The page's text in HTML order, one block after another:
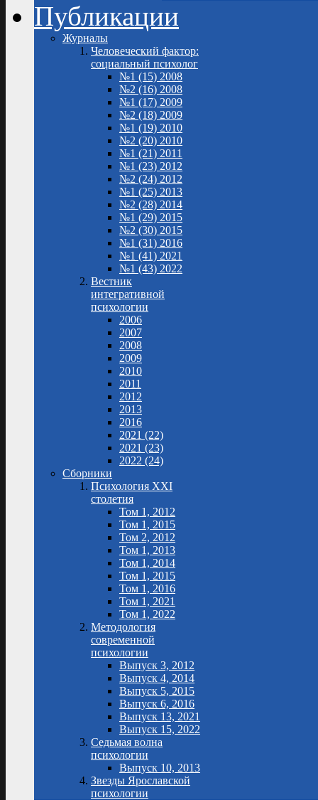
Публикации
Журналы
Человеческий фактор:
социальный психолог
№1 (15) 2008
№2 (16) 2008
№1 (17) 2009
№2 (18) 2009
№1 (19) 2010
№2 (20) 2010
№1 (21) 2011
№1 (23) 2012
№2 (24) 2012
№1 (25) 2013
№2 (28) 2014
№1 (29) 2015
№2 (30) 2015
№1 (31) 2016
№1 (41) 2021
№1 (43) 2022
Вестник
интегративной
психологии
2006
2007
2008
2009
2010
2011
2012
2013
2016
2021 (22)
2021 (23)
2022 (24)
Сборники
Психология XXI
столетия
Том 1, 2012
Том 1, 2015
Том 2, 2012
Том 1, 2013
Том 1, 2014
Том 1, 2015
Том 1, 2016
Том 1, 2021
Том 1, 2022
Методология
современной
психологии
Выпуск 3, 2012
Выпуск 4, 2014
Выпуск 5, 2015
Выпуск 6, 2016
Выпуск 13, 2021
Выпуск 15, 2022
Седьмая волна
психологии
Выпуск 10, 2013
Звезды Ярославской
психологии